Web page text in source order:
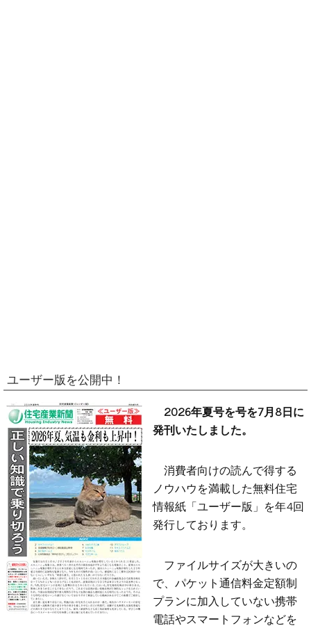
ユーザー版を公開中！
2026年夏号を号を7月8日に
発刊いたしました。
消費者向けの読んで得する
ノウハウを満載した無料住宅
情報紙「ユーザー版」を年4回
発行しております。
ファイルサイズが大きいの
で、パケット通信料金定額制
プランに加入していない携帯
電話やスマートフォンなどを